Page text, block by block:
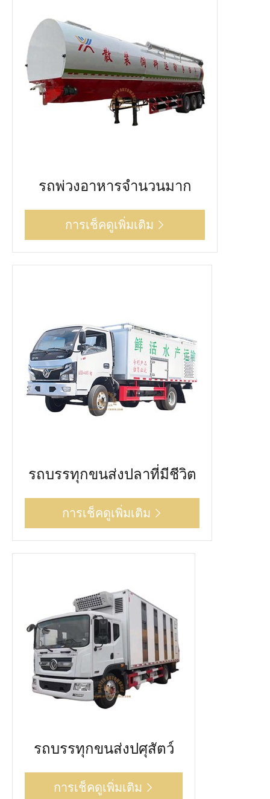
รถพ่วงอาหารจำนวนมาก
การเช็คดูเพิ่มเติม 
รถบรรทุกขนส่งปลาที่มีชีวิต
การเช็คดูเพิ่มเติม 
รถบรรทุกขนส่งปศุสัตว์
การเช็คดูเพิ่มเติม 